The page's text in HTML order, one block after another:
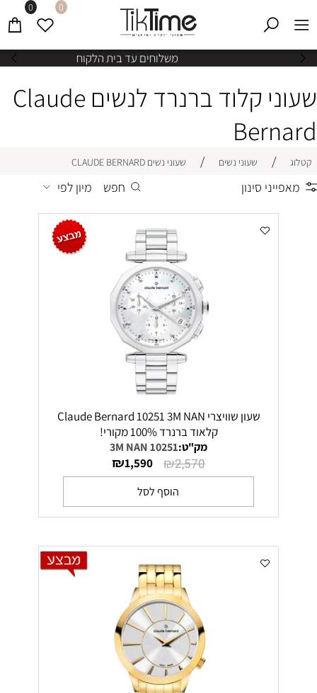
משלוחים עד בית הלקוח
0 0
שעוני קלוד ברנרד לנשים Claude
Bernard
קטלוג / שעוני נשים / שעוני נשים CLAUDE BERNARD
מאפייני סינון חפש מיון לפי
שעון שוויצרי Claude Bernard 10251 3M NAN
קלאוד ברנרד 100% מקורי!
מק"ט:10251 3M NAN
₪2,570
₪1,590
הוסף לסל